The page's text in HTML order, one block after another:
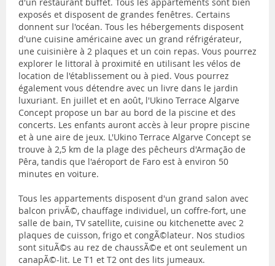
exposés et disposent de grandes fenêtres. Certains
donnent sur l'océan. Tous les hébergements disposent
d'une cuisine américaine avec un grand réfrigérateur,
une cuisinière à 2 plaques et un coin repas. Vous pourrez
explorer le littoral à proximité en utilisant les vélos de
location de l'établissement ou à pied. Vous pourrez
également vous détendre avec un livre dans le jardin
luxuriant. En juillet et en août, l'Ukino Terrace Algarve
Concept propose un bar au bord de la piscine et des
concerts. Les enfants auront accès à leur propre piscine
et à une aire de jeux. L'Ukino Terrace Algarve Concept se
trouve à 2,5 km de la plage des pêcheurs d'Armação de
Pêra, tandis que l'aéroport de Faro est à environ 50
minutes en voiture.
Tous les appartements disposent d'un grand salon avec
balcon privÃ©, chauffage individuel, un coffre-fort, une
salle de bain, TV satellite, cuisine ou kitchenette avec 2
plaques de cuisson, frigo et congÃ©lateur. Nos studios
sont situÃ©s au rez de chaussÃ©e et ont seulement un
canapÃ©-lit. Le T1 et T2 ont des lits jumeaux.